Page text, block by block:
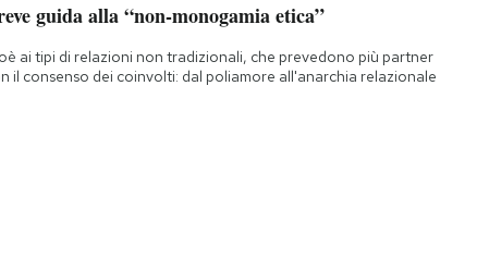
guida alla “non-monogamia etica”
ai tipi di relazioni non tradizionali, che prevedono più partner
il consenso dei coinvolti: dal poliamore all'anarchia relazionale